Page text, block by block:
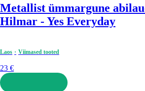
Metallist ümmargune
Hilmar - Yes Everyday
Laos Viimased tooted
23 €